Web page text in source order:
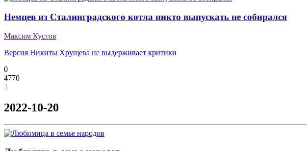
Немцев из Сталинградского котла никто выпускать не собирался
Максим Кустов
Версия Никиты Хрущева не выдерживает критики
0
4770
3
2022-10-20